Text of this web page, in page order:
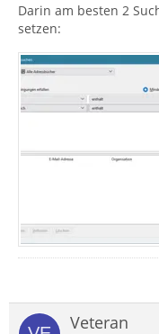
Darin am besten 2
setzen:
Veteran